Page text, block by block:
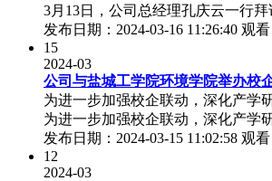
3月13日，公司总经理孔庆云一行
发布日期：2024-03-16 11:26:40 观
15
2024-03
公司与盐城工学院环境学院举办校
为进一步加强校企联动，深化产学
为进一步加强校企联动，深化产学
发布日期：2024-03-15 11:02:58 观
12
2024-03